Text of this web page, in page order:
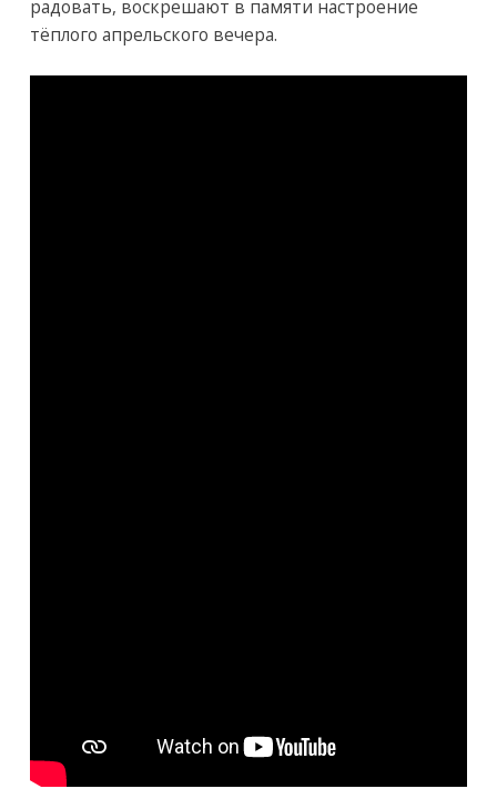
радовать, воскрешают в памяти настроение
тёплого апрельского вечера.